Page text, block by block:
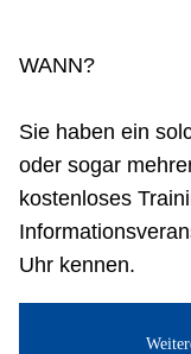
WANN?
Sie haben ein
oder sogar
kostenloses
Uhr kennen.